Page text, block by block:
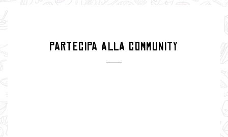
PARTECIPA ALLA COMMUNITY